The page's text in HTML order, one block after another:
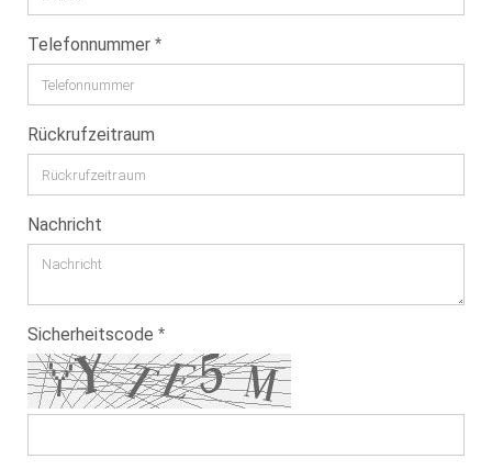
Telefonnummer
Rückrufzeitraum
Nachricht
Sicherheitscode